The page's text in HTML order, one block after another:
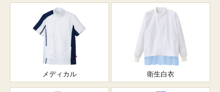
メディカル 衛生白衣